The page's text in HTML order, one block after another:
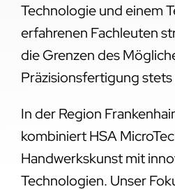
Technologie und einem
erfahrenen Fachleuten
die Grenzen des
Präzisionsfertigung
In der Region
kombiniert HSA
Handwerkskunst mit
Technologien. Unser